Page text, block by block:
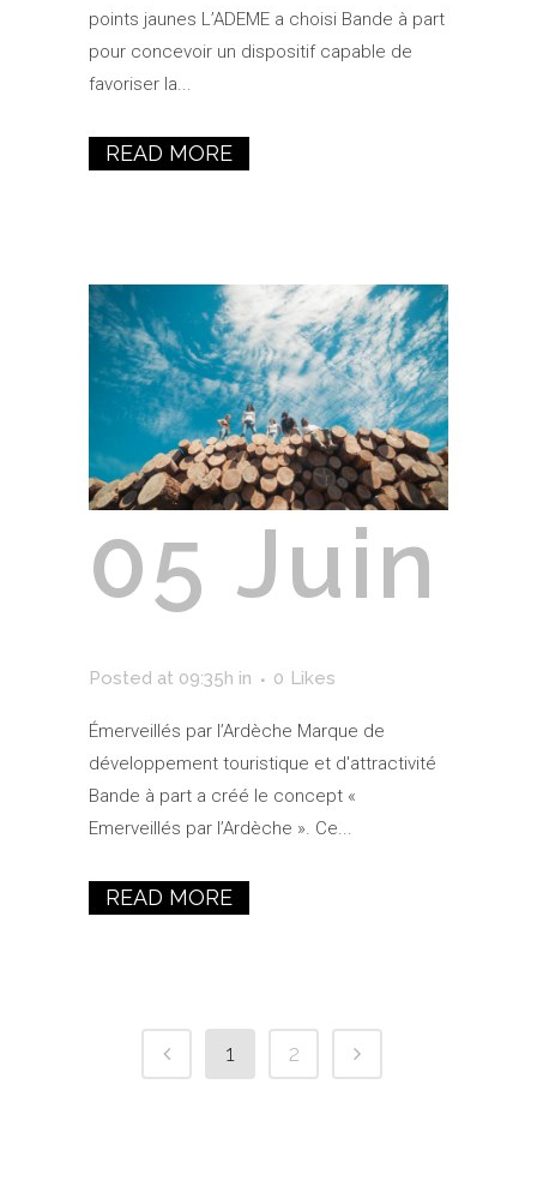
points jaunes L’ADEME a choisi Bande à part
pour concevoir un dispositif capable de
favoriser la...
READ MORE
05 Juin
Posted at 09:35h in 0 Likes
Émerveillés par l’Ardèche Marque de
développement touristique et d'attractivité
Bande à part a créé le concept «
Emerveillés par l’Ardèche ». Ce...
READ MORE
1 2